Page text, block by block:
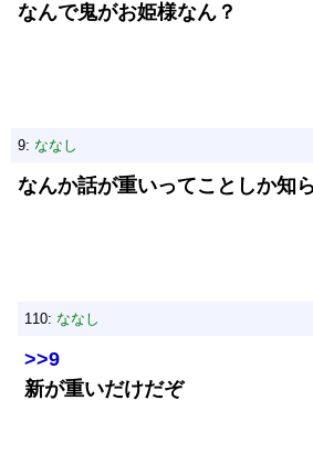
なんで鬼がお姫様なん？
9: ななし
なんか話が重いってことしか知
110: ななし
>>9
新が重いだけだぞ